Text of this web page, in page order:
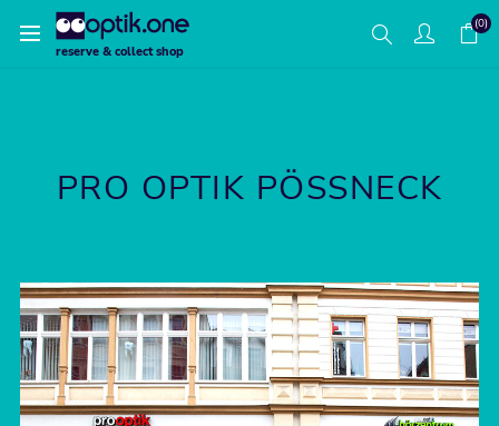
reserve & collect shop
(0)
PRO OPTIK PÖSSNECK